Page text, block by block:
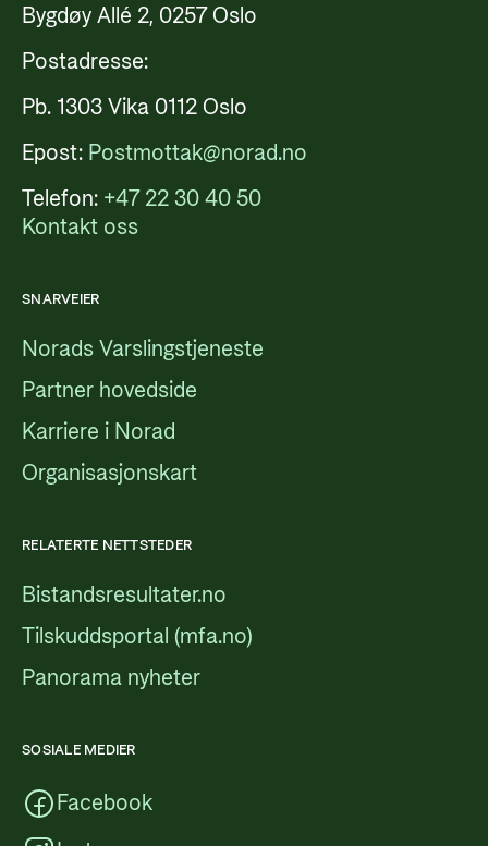
Bygdøy Allé 2, 0257 Oslo
Postadresse:
Pb. 1303 Vika 0112 Oslo
Epost: Postmottak@norad.no
Telefon: +47 22 30 40 50
Kontakt oss
SNARVEIER
Norads Varslingstjeneste
Partner hovedside
Karriere i Norad
Organisasjonskart
RELATERTE NETTSTEDER
Bistandsresultater.no
Tilskuddsportal (mfa.no)
Panorama nyheter
SOSIALE MEDIER
Facebook